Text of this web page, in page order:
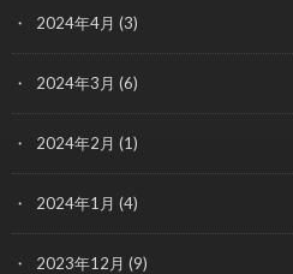
2024年4月 (3)
2024年3月 (6)
2024年2月 (1)
2024年1月 (4)
2023年12月 (9)